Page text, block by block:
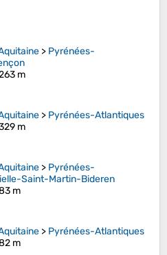
> Pyrénées-
m
> Pyrénées-Atlantiques
m
> Pyrénées-
Saint-Martin-Bideren
m
> Pyrénées-Atlantiques
m